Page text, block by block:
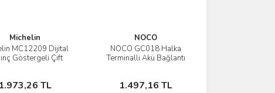
Michelin
MC12209 Dijital
Göstergeli Çift
1.973,26 TL
İncele
Stokta Yok
NOCO
NOCO GC018 Halka
Terminalli Akü Bağlantı
1.497,16 TL
İncele
Stokta Yok